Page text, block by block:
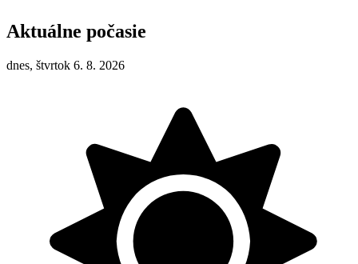
Aktuálne počasie
dnes, štvrtok 6. 8. 2026